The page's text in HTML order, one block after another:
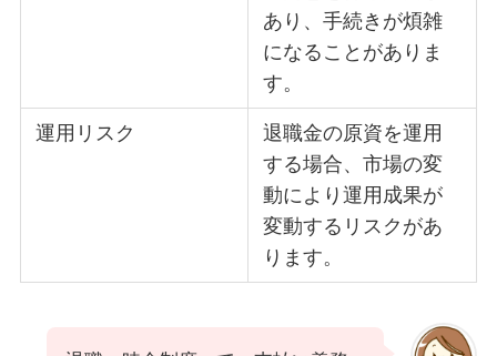
あり、手続きが煩雑
になることがありま
す。
運用リスク
退職金の原資を運用
する場合、市場の変
動により運用成果が
変動するリスクがあ
ります。